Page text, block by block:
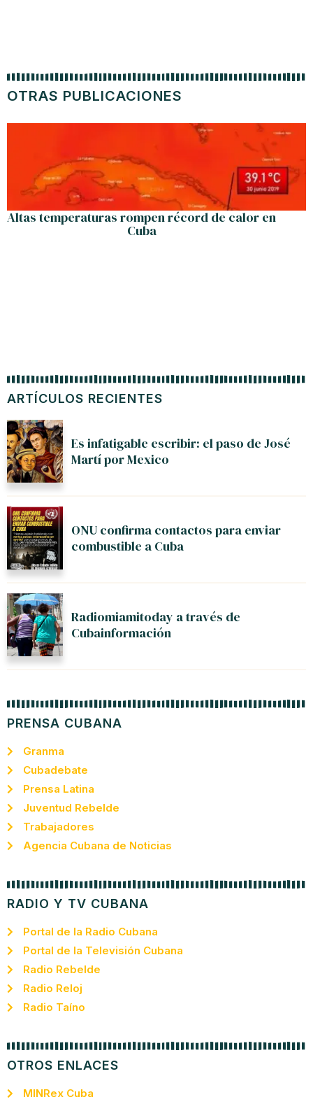
ARTÍCULOS RECIENTES
Es infatigable escribir: el paso de José
Martí por Mexico
ONU confirma contactos para enviar
combustible a Cuba
Radiomiamitoday a través de
Cubainformación
PRENSA CUBANA
Granma
Cubadebate
Prensa Latina
Juventud Rebelde
Trabajadores
Agencia Cubana de Noticias
RADIO Y TV CUBANA
Portal de la Radio Cubana
Portal de la Televisión Cubana
Radio Rebelde
Radio Reloj
Radio Taíno
OTROS ENLACES
MINRex Cuba
OTRAS PUBLICACIONES
Altas temperaturas rompen récord de calor en
Cuba